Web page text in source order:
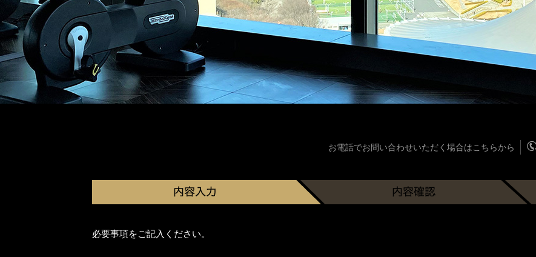
お電話でお問い合わせいただく場合はこちらから
必要事項をご記入ください。